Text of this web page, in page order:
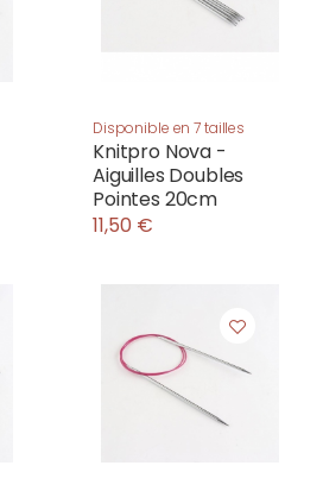
Disponible en 7 tailles
Knitpro Nova -
Aiguilles Doubles
Pointes 20cm
11,50 €